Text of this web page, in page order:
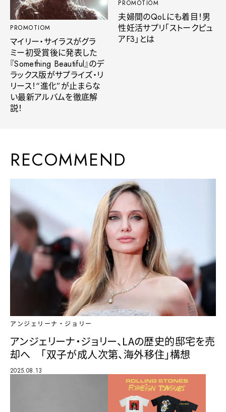
PROMOTIOM
マイリー・サイラスがグラ
ミー初受賞後に発表した
『Something Beautiful』のデ
ラックス版がサプライズ・リ
リース！“進化”が止まらな
い最新アルバムを徹底解
説！
PROMOTIOM
夫婦間のQoLにも着目！男
性妊活サプリ「ストークピュ
アF3」とは
RECOMMEND
アンジェリーナ・ジョリー
アンジェリーナ・ジョリー、LAの歴史的邸宅を売
却へ 「双子が成人次第、海外移住」構想
2025.08.13